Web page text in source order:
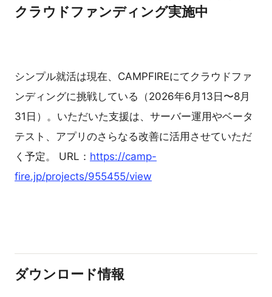
クラウドファンディング実施中
シンプル就活は現在、CAMPFIREにてクラウドファ
ンディングに挑戦している（2026年6月13日〜8月
31日）。いただいた支援は、サーバー運用やベータ
テスト、アプリのさらなる改善に活用させていただ
く予定。 URL： https://camp-
fire.jp/projects/955455/view
ダウンロード情報